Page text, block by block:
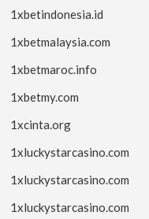
1xbetindonesia.id
1xbetmalaysia.com
1xbetmaroc.info
1xbetmy.com
1xcinta.org
1xluckystarcasino.com
1xluckystarcasino.com
1xluckystarcasino.com